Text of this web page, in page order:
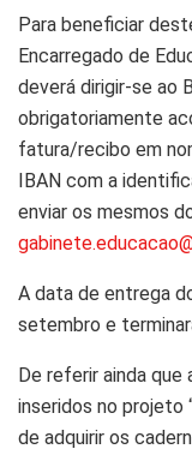
Para beneficiar
Encarregado de
deverá dirigir-se ao
obrigatoriamente
fatura/recibo em
IBAN com a
enviar os mesmos
A data de entrega
setembro e
De referir ainda que
inseridos no projeto
de adquirir os